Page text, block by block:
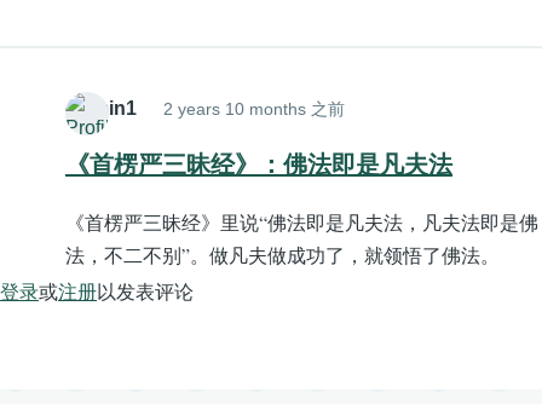
Admin1 2 years 10 months 之前
《首楞严三昧经》：佛法即是凡夫法
《首楞严三昧经》里说“佛法即是凡夫法，凡夫法即是佛
法，不二不别”。做凡夫做成功了，就领悟了佛法。
登录或注册以发表评论